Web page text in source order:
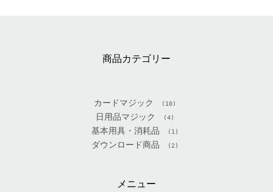
商品カテゴリー
カードマジック (10)
日用品マジック (4)
基本用具・消耗品 (1)
ダウンロード商品 (2)
メニュー